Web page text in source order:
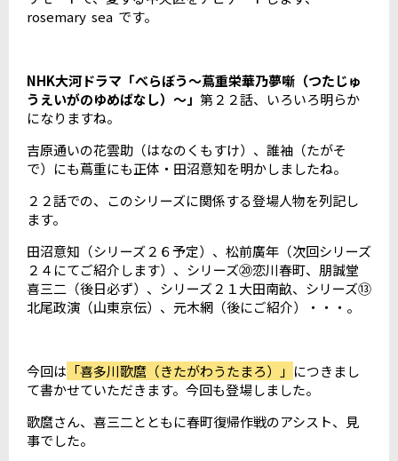
rosemary sea です。
NHK大河ドラマ「べらぼう～蔦重栄華乃夢噺（つたじゅ
うえいがのゆめばなし）～」 第２２話、いろいろ明らか
になりますね。
吉原通いの花雲助（はなのくもすけ）、誰袖（たがそ
で）にも蔦重にも正体・田沼意知を明かしましたね。
２２話での、このシリーズに関係する登場人物を列記し
ます。
田沼意知（シリーズ２６予定）、松前廣年（次回シリーズ
２４にてご紹介します）、シリーズ⑳恋川春町、朋誠堂
喜三二（後日必ず）、シリーズ２１大田南畝、シリーズ⑬
北尾政演（山東京伝）、元木網（後にご紹介）・・・。
今回は 「喜多川歌麿（きたがわうたまろ）」 につきまし
て書かせていただきます。今回も登場しました。
歌麿さん、喜三二とともに春町復帰作戦のアシスト、見
事でした。